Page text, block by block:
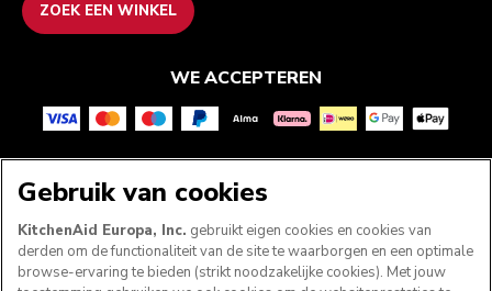
ZOEK EEN WINKEL
WE ACCEPTEREN
VOLG ONS
Gebruik van cookies
KitchenAid Europa, Inc. gebruikt eigen cookies en cookies van
derden om de functionaliteit van de site te waarborgen en een optimale
browse-ervaring te bieden (strikt noodzakelijke cookies). Met jouw